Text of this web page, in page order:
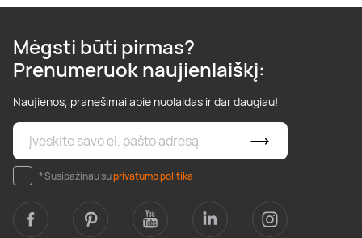
Mėgsti būti pirmas?
Prenumeruok naujienlaiškį:
Naujienos, pranešimai apie nuolaidas ir dar daugiau!
* Susipažinau suprivatumo politika